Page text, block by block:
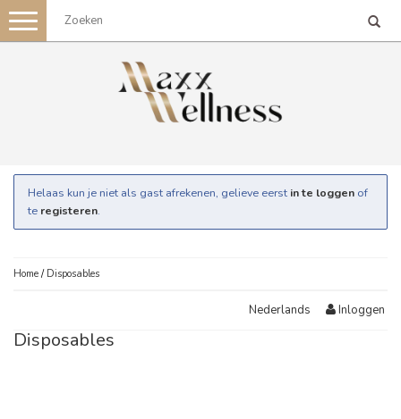
Toggle
navigation
Helaas kun je niet als gast afrekenen, gelieve eerst in te loggen of
te registeren.
Home / Disposables
Nederlands Inloggen
Disposables